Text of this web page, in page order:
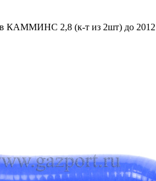
КАММИНС 2,8 (к-т из 2шт) до 2012